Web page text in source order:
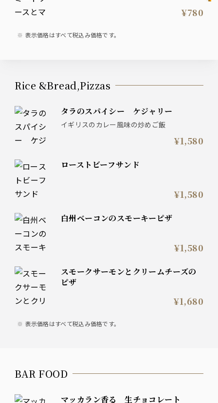
¥780
表示価格はすべて税込み価格です。
Rice &Bread,Pizzas
タラのスパイシー ケジャリー
イギリスのカレー風味の炒めご飯
¥1,580
ローストビーフサンド
¥1,580
白州ベーコンのスモーキーピザ
¥1,580
スモークサーモンとクリームチーズの
ピザ
¥1,680
表示価格はすべて税込み価格です。
BAR FOOD
マッカラン香る 生チョコレート